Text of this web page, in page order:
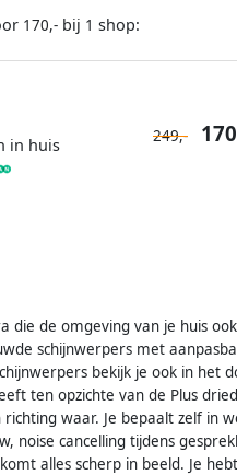
170,- bij 1 shop:
in huis
249,-
die de omgeving van je huis
schijnwerpers met
bekijk je ook in het
ten opzichte van de Plus
waar. Je bepaalt zelf in
noise cancelling tijdens
alles scherp in beeld. Je